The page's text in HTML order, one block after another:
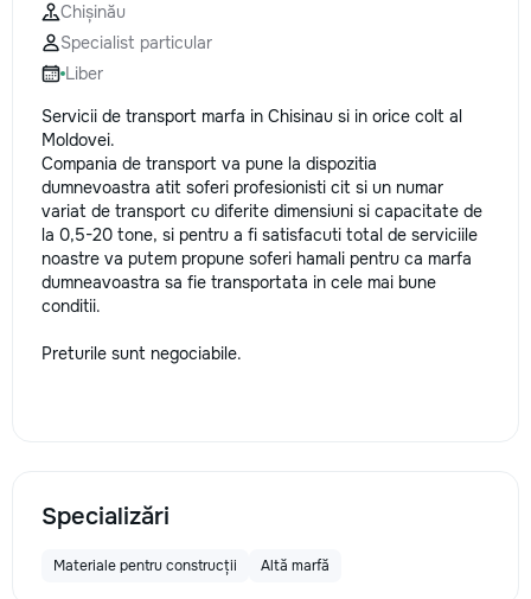
la fiecare detaliu. Contactați-ne
pentru o consultație gratuită și un
deviz fără obligații: 069 376 542
| Telegram Disponibili zilnic pentru
consultații și programări. Deviz
gratuit Consultanță profesională
Soluții pentru orice buget
Reparații executate la timp și cu
responsabilitate. Transformăm
ideile în locuințe confortabile,
moderne și funcționale! Calitatea
noastră – liniștea și confortul
Chișinău
Specialist particular
Liber
Servicii de transport marfa in Chisinau si in orice colt al
Moldovei.
Compania de transport va pune la dispozitia
dumnevoastra atit soferi profesionisti cit si un numar
variat de transport cu diferite dimensiuni si capacitate de
la 0,5-20 tone, si pentru a fi satisfacuti total de serviciile
noastre va putem propune soferi hamali pentru ca marfa
dumneavoastra sa fie transportata in cele mai bune
conditii.
Preturile sunt negociabile.
Specializări
Materiale pentru construcții Altă marfă